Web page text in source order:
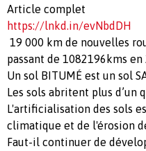
Article complet
https://lnkd.in/evNbdDH
19 000 km de nouvelles
passant de 1082196kms
Un sol BITUMÉ est un sol
Les sols abritent plus d’un
L'artificialisation des sols
climatique et de l'érosion
Faut-il continuer de